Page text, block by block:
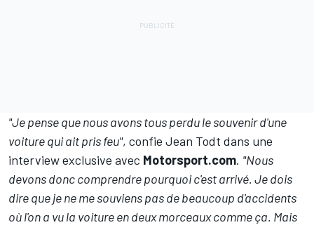
"Je pense que nous avons tous perdu le souvenir d'une
voiture qui ait pris feu", confie Jean Todt dans une
interview exclusive avec Motorsport.com. "Nous
devons donc comprendre pourquoi c'est arrivé. Je dois
dire que je ne me souviens pas de beaucoup d'accidents
où l'on a vu la voiture en deux morceaux comme ça. Mais